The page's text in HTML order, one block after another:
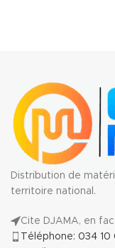
Distribution de
territoire national.
Cite DJAMA, en
Téléphone: 034